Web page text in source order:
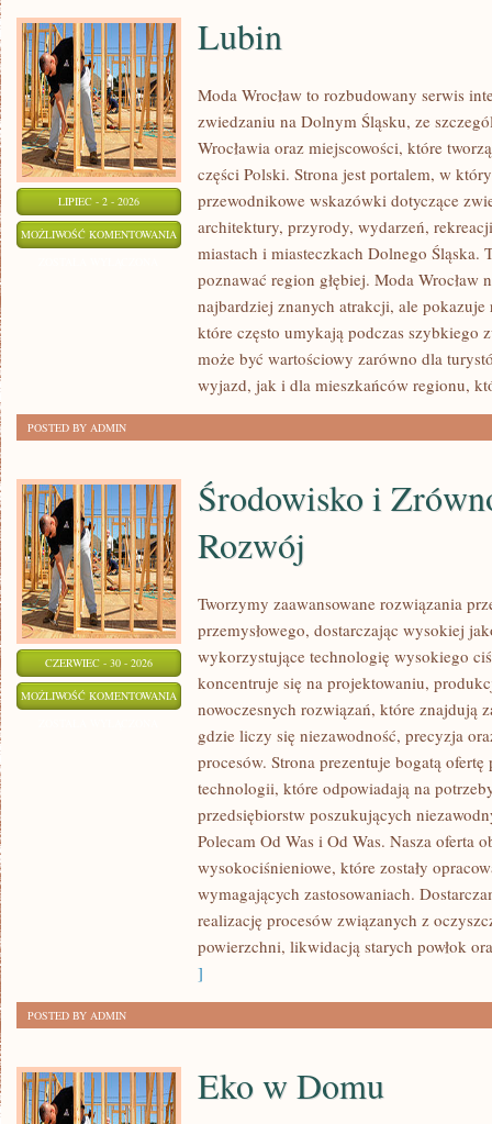
LIPIEC - 2 - 2026
MOŻLIWOŚĆ KOMENTOWANIA LUBIN
Lubin
Moda Wrocław to rozbudowany serwis
zwiedzaniu na Dolnym Śląsku, ze
Wrocławia oraz miejscowości, które
części Polski. Strona jest portalem, w
przewodnikowe wskazówki dotyczące
architektury, przyrody, wydarzeń,
miastach i miasteczkach Dolnego Śląska.
poznawać region głębiej. Moda Wrocław
najbardziej znanych atrakcji, ale
które często umykają podczas szybkiego
może być wartościowy zarówno dla
wyjazd, jak i dla mieszkańców regionu,
POSTED BY ADMIN
CZERWIEC - 30 - 2026
MOŻLIWOŚĆ KOMENTOWANIA
ZRÓWNOWAŻONY
Środowisko i
Rozwój
Tworzymy zaawansowane rozwiązania
przemysłowego, dostarczając wysokiej
wykorzystujące technologię wysokiego
koncentruje się na projektowaniu,
nowoczesnych rozwiązań, które znajdują
gdzie liczy się niezawodność, precyzja
procesów. Strona prezentuje bogatą ofertę
technologii, które odpowiadają na
przedsiębiorstw poszukujących
Polecam Od Was i Od Was. Nasza oferta
wysokociśnieniowe, które zostały
wymagających zastosowaniach.
realizację procesów związanych z
powierzchni, likwidacją starych powłok
]
POSTED BY ADMIN
Eko w Domu